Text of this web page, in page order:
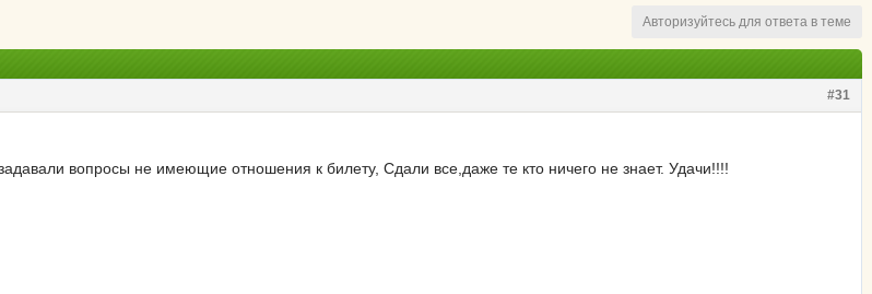
Авторизуйтесь для ответа в теме
#31
вопросы не имеющие отношения к билету, Сдали все,даже те кто ничего не знает. Удачи!!!!